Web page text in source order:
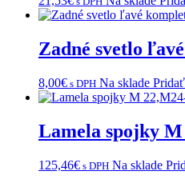
Zadné svetlo
8,00€ s DPH Na sklade
Lamela spojky
125,46€ s DPH Na sklade